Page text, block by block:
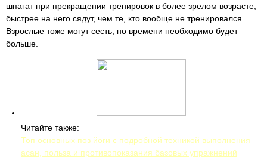
шпагат при прекращении тренировок в более зрелом возрасте,
быстрее на него сядут, чем те, кто вообще не тренировался.
Взрослые тоже могут сесть, но времени необходимо будет
больше.
Читайте также:
Топ основных поз йоги с подробной техникой выполнения
асан, польза и противопоказания базовых упражнений